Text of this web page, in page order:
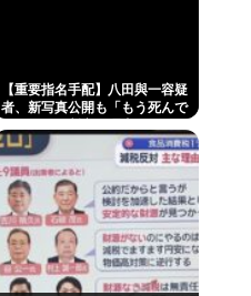
【重要指名手配】八田與一容疑
者、新写真公開も「もう死んで